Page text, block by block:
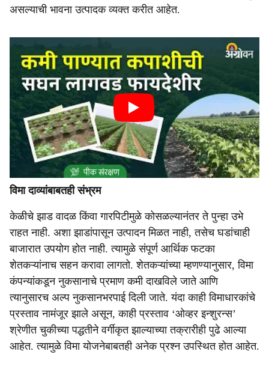
असल्याची भावना उत्पादक व्यक्त करीत आहेत.
विमा दाव्यांबाबतही संभ्रम
केळीचे झाड वादळ किंवा गारपिटीमुळे कोसळल्यानंतर ते पुन्हा उभे
राहत नाही. अशा झाडांपासून उत्पादन मिळत नाही, तसेच घडांचाही
बाजारात उपयोग होत नाही. त्यामुळे संपूर्ण आर्थिक फटका
शेतकऱ्यांनाच सहन करावा लागतो. शेतकऱ्यांच्या म्हणण्यानुसार, विमा
कंपन्यांकडून नुकसानाचे प्रमाण कमी दाखविले जाते आणि
त्यानुसारच अल्प नुकसानभरपाई दिली जाते. यंदा काही विमाधारकांचे
प्रस्ताव नामंजूर झाले असून, काही प्रस्ताव ‘ओव्हर इन्शुरन्स’
श्रेणीत चुकीच्या पद्धतीने वर्गीकृत झाल्याच्या तक्रारीही पुढे आल्या
आहेत. त्यामुळे विमा योजनेबाबतही अनेक प्रश्न उपस्थित होत आहेत.